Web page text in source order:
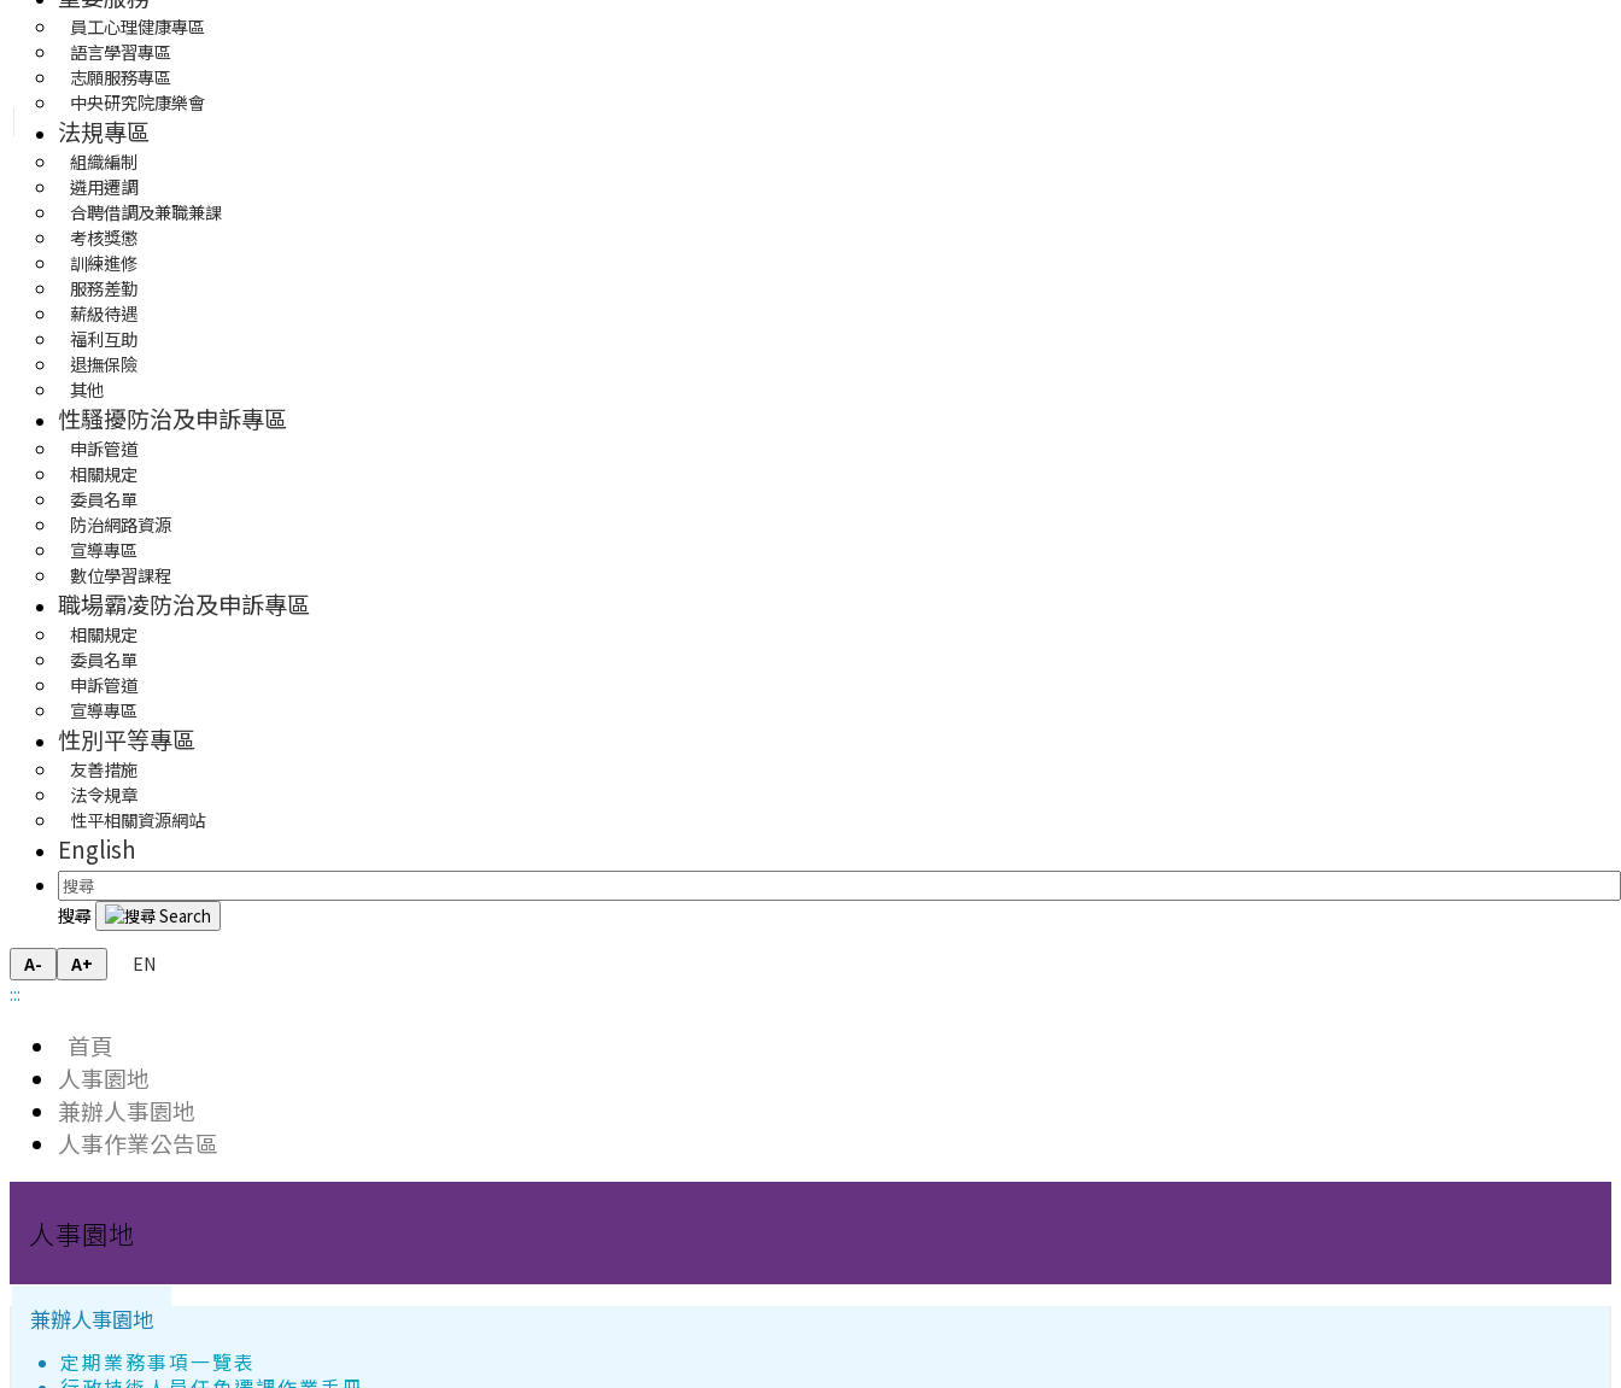
員工心理健康專區
語言學習專區
志願服務專區
中央研究院康樂會
法規專區
組織編制
遴用遷調
合聘借調及兼職兼課
考核獎懲
訓練進修
服務差勤
薪級待遇
福利互助
退撫保險
其他
性騷擾防治及申訴專區
申訴管道
相關規定
委員名單
防治網路資源
宣導專區
數位學習課程
職場霸凌防治及申訴專區
相關規定
委員名單
申訴管道
宣導專區
性別平等專區
友善措施
法令規章
性平相關資源網站
English
搜尋
A- A+
EN
:::
首頁
人事園地
兼辦人事園地
人事作業公告區
人事園地
兼辦人事園地
定期業務事項一覽表